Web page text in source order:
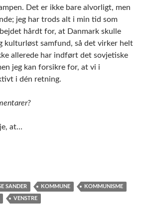
Det er ikke bare alvorligt, men
jeg har trods alt i min tid som
hårdt for, at Danmark skulle
kulturløst samfund, så det virker helt
allerede har indført det sovjetiske
jeg kan forsikre for, at vi i
i dén retning.
at…
SANDER KOMMUNE KOMMUNISME
VENSTRE